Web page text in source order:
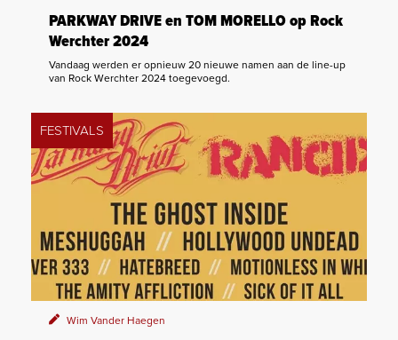
PARKWAY DRIVE en TOM MORELLO op Rock
Werchter 2024
Vandaag werden er opnieuw 20 nieuwe namen aan de line-up
van Rock Werchter 2024 toegevoegd.
FESTIVALS
Wim Vander Haegen